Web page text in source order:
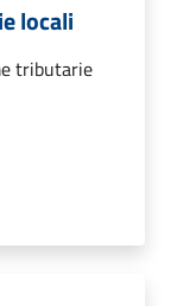
locali
tributarie